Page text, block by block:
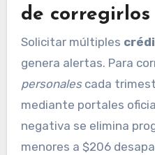
de corregirlos
Solicitar múltiples
genera alertas. Para
personalescada
mediante portales
negativa se elimina
menores a $206